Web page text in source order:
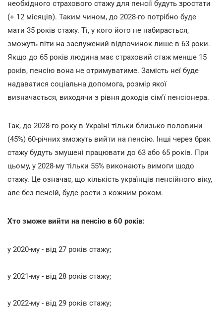
необхідного страхового стажу для пенсії будуть зростати
(+ 12 місяців). Таким чином, до 2028-го потрібно буде
мати 35 років стажу. Ті, у кого його не набирається,
зможуть піти на заслужений відпочинок лише в 63 роки.
Якщо до 65 років людина має страховий стаж менше 15
років, пенсію вона не отримуватиме. Замість неї буде
надаватися соціальна допомога, розмір якої
визначається, виходячи з рівня доходів сім'ї пенсіонера.
Так, до 2028-го року в Україні тільки близько половини
(45%) 60-річних зможуть вийти на пенсію. Інші через брак
стажу будуть змушені працювати до 63 або 65 років. При
цьому, у 2028-му тільки 55% виконають вимоги щодо
стажу. Це означає, що кількість українців пенсійного віку,
але без пенсій, буде рости з кожним роком.
Хто зможе вийти на пенсію в 60 років:
у 2020-му - від 27 років стажу;
у 2021-му - від 28 років стажу;
у 2022-му - від 29 років стажу;